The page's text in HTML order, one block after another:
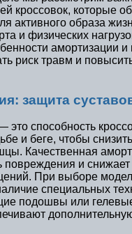
кроссовок, которые
активного образа
и физических
амортизации
риск травм и
защита
это способность
и беге, чтобы
Качественная
повреждения и снижает
При выборе
специальных
подошвы или